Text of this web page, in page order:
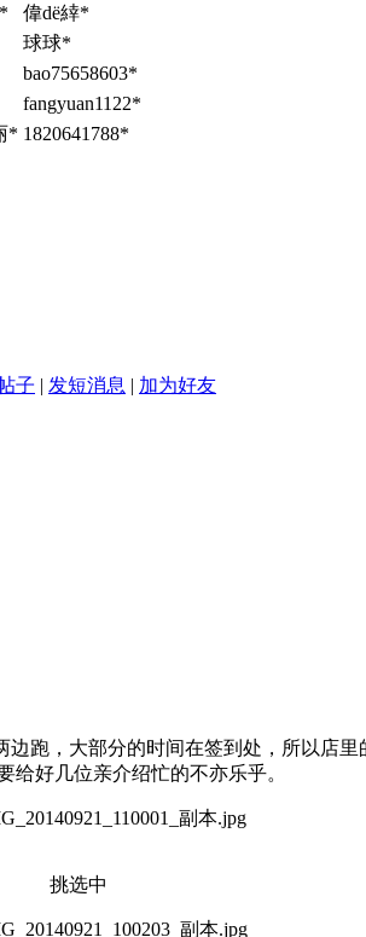
偉dё緈*
球球*
bao75658603*
fangyuan1122*
* 1820641788*
子 | 发短消息 | 加为好友
跑，大部分的时间在签到处，所以店里
好几位亲介绍忙的不亦乐乎。
挑选中